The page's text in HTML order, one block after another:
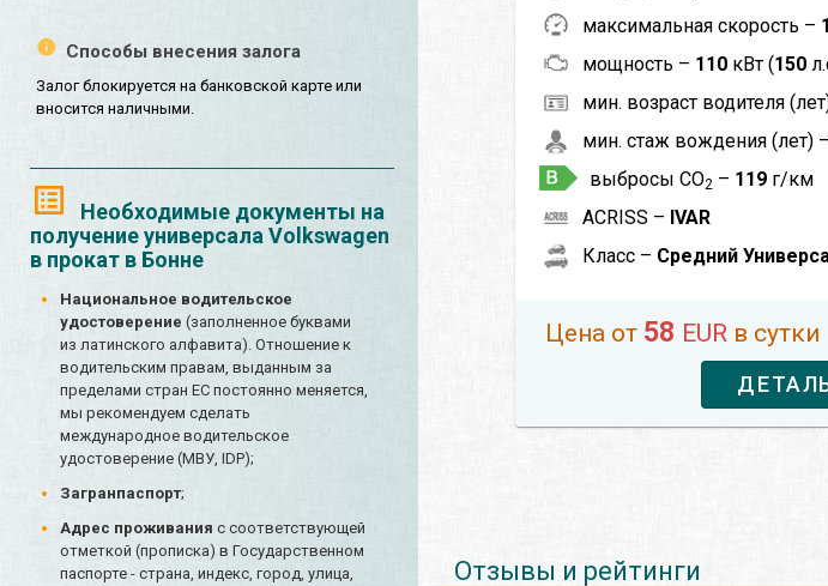
Способы внесения залога
Залог блокируется на банковской карте или
вносится наличными.
Необходимые документы на
получение универсала Volkswagen
в прокат в Бонне
Национальное водительское
удостоверение (заполненное буквами
из латинского алфавита). Отношение к
водительским правам, выданным за
пределами стран ЕС постоянно меняется,
мы рекомендуем сделать
международное водительское
удостоверение (МВУ, IDP);
Загранпаспорт;
Адрес проживания с соответствующей
отметкой (прописка) в Государственном
паспорте - страна, индекс, город, улица,
максимальная скорость –
мощность – 110 кВт (150
мин. возраст водителя
мин. стаж вождения (лет) –
выбросы CO2 – 119 г/км
ACRISS – IVAR
Класс – Средний
Цена от 58 EUR в сутки
Отзывы и рейтинги